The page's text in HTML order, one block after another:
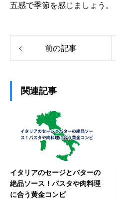
五感で季節を感じましょう。
前の記事
関連記事
イタリアのセージとバターの
絶品ソース！パスタや肉料理
に合う黄金コンビ